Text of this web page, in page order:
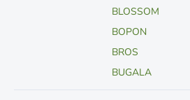
BLOSSOM
BOPON
BROS
BUGALA